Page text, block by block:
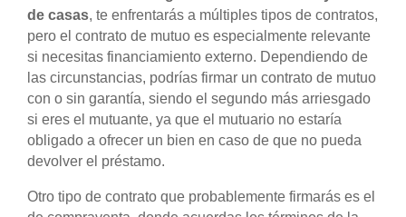
de casas, te enfrentarás a múltiples tipos de contratos,
pero el contrato de mutuo es especialmente relevante
si necesitas financiamiento externo. Dependiendo de
las circunstancias, podrías firmar un contrato de mutuo
con o sin garantía, siendo el segundo más arriesgado
si eres el mutuante, ya que el mutuario no estaría
obligado a ofrecer un bien en caso de que no pueda
devolver el préstamo.
Otro tipo de contrato que probablemente firmarás es el